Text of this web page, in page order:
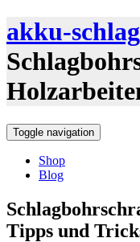
akku-
Toggle navigation
Shop
Blog
Tipps und